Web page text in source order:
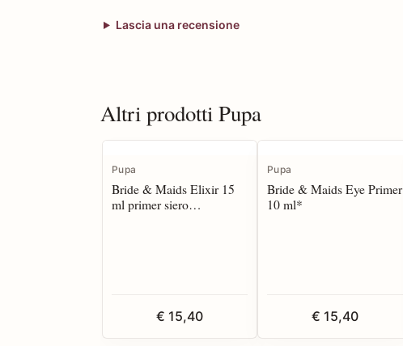
Lascia una recensione
Altri prodotti Pupa
Pupa
Bride & Maids Elixir 15
ml primer siero
€ 15,40
Pupa
Bride & Maids Eye Primer
10 ml*
€ 15,40